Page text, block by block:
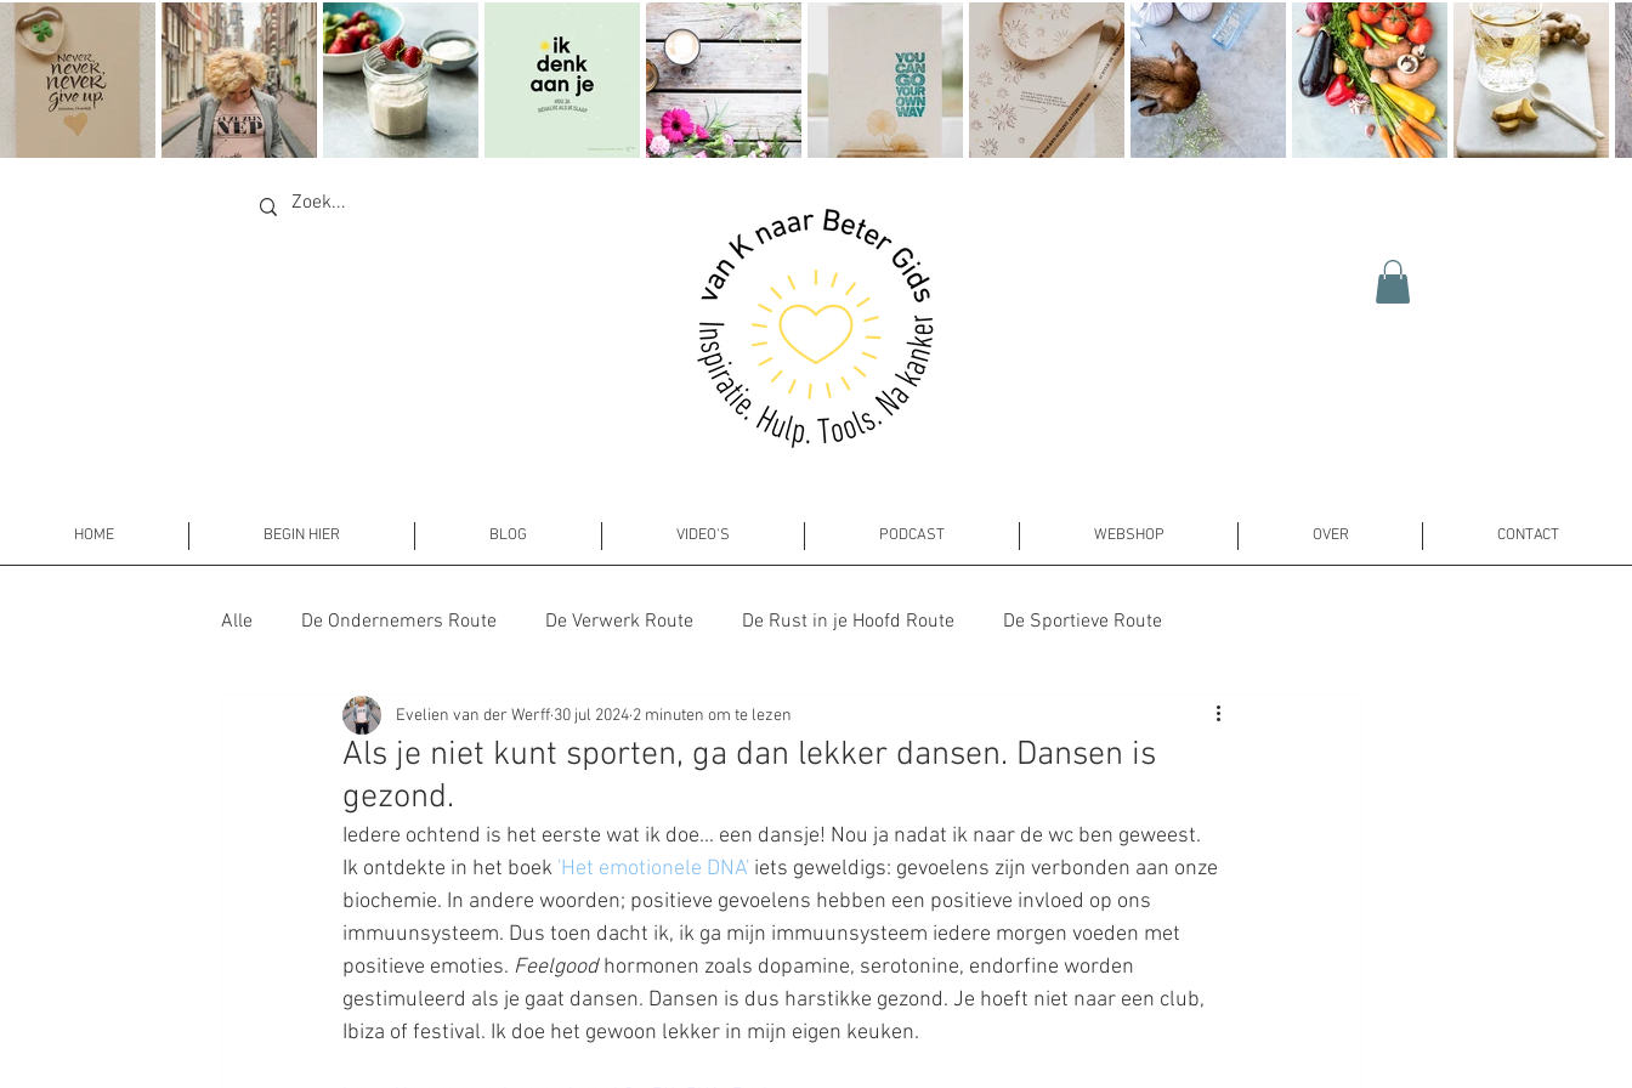
HOME BEGIN HIER BLOG VIDEO'S PODCAST WEBSHOP OVER CONTACT
Alle De Ondernemers Route De Verwerk Route De Rust in je Hoofd Route De Sportieve Route
De Eropuit Route De Gezond Eten Route De Praathulp Route
De Ontspannen Route
Als je niet kunt sporten, ga dan lekker dansen. Dansen is
gezond.
Evelien van der Werff 30 jul 2024 2 minuten om te lezen
Iedere ochtend is het eerste wat ik doe... een dansje! Nou ja nadat ik naar de wc ben geweest.
Ik ontdekte in het boek 'Het emotionele DNA' iets geweldigs: gevoelens zijn verbonden aan onze
biochemie. In andere woorden; positieve gevoelens hebben een positieve invloed op ons
immuunsysteem. Dus toen dacht ik, ik ga mijn immuunsysteem iedere morgen voeden met
positieve emoties. Feelgood hormonen zoals dopamine, serotonine, endorfine worden
gestimuleerd als je gaat dansen. Dansen is dus harstikke gezond. Je hoeft niet naar een club,
Ibiza of festival. Ik doe het gewoon lekker in mijn eigen keuken.